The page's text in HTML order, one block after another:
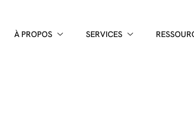
À PROPOS SERVICES